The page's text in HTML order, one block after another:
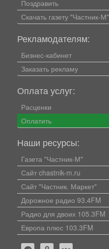
Поздравить
Скачать газету "Частник-М"
Рекламодателям:
Бизнес-кабинет
Заказать рекламу
Оплата услуг:
Расценки
Оплатить
Наши ресурсы:
Газета "Частник-М"
Сайт chastnik-m.ru
Сайт "Частник. Маркет"
Дорожное радио 93.4FM
Радио для двоих 105.3FM
Европа плюс 103.3FM